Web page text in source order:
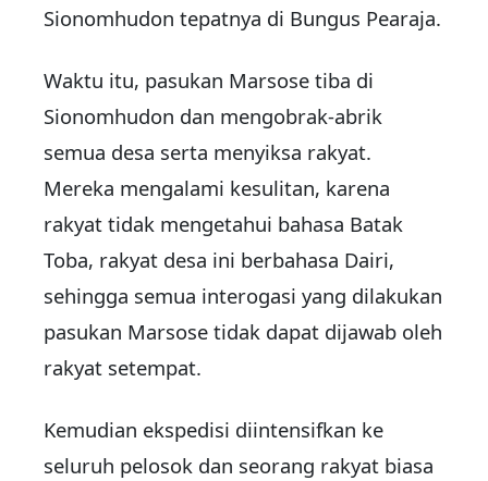
Sionomhudon tepatnya di Bungus Pearaja.
Waktu itu, pasukan Marsose tiba di
Sionomhudon dan mengobrak-abrik
semua desa serta menyiksa rakyat.
Mereka mengalami kesulitan, karena
rakyat tidak mengetahui bahasa Batak
Toba, rakyat desa ini berbahasa Dairi,
sehingga semua interogasi yang dilakukan
pasukan Marsose tidak dapat dijawab oleh
rakyat setempat.
Kemudian ekspedisi diintensifkan ke
seluruh pelosok dan seorang rakyat biasa